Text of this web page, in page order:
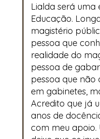
Lialda será uma
Educação.
magistério
pessoa que
realidade do
pessoa de
pessoa que não
em gabinetes,
Acredito que já
anos de
com meu apoio.